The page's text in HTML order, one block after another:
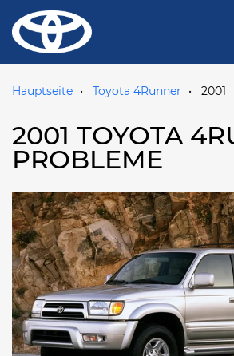
Hauptseite Toyota 4Runner 2001
2001 TOYOTA
PROBLEME